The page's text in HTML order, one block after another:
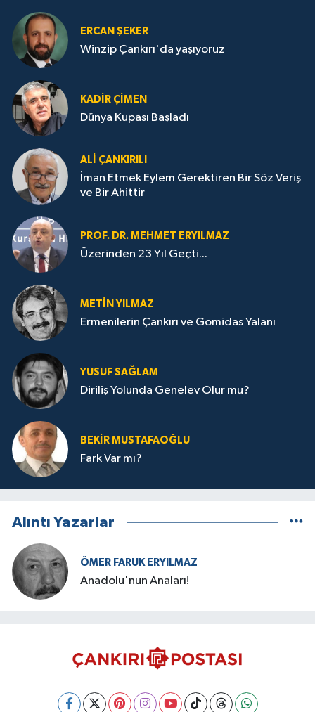
ERCAN ŞEKER
Winzip Çankırı'da yaşıyoruz
KADIR ÇIMEN
Dünya Kupası Başladı
ALI ÇANKIRILI
İman Etmek Eylem Gerektiren Bir Söz Veriş
ve Bir Ahittir
PROF. DR. MEHMET ERYILMAZ
Üzerinden 23 Yıl Geçti...
METIN YILMAZ
Ermenilerin Çankırı ve Gomidas Yalanı
YUSUF SAĞLAM
Diriliş Yolunda Genelev Olur mu?
BEKIR MUSTAFAOĞLU
Fark Var mı?
Alıntı Yazarlar
ÖMER FARUK ERYILMAZ
Anadolu'nun Anaları!